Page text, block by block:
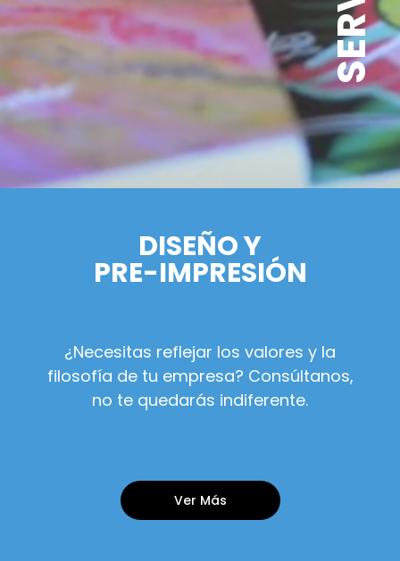
DISEÑO Y
PRE-IMPRESIÓN
¿Necesitas reflejar los valores y la
filosofía de tu empresa? Consúltanos,
no te quedarás indiferente.
Ver Más